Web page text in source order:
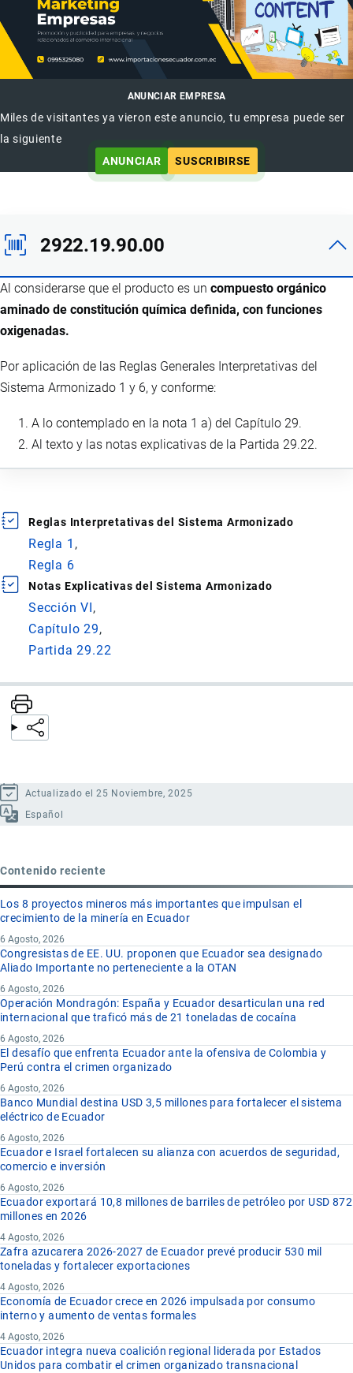
ANUNCIAR EMPRESA
Miles de visitantes ya vieron este anuncio, tu empresa puede ser
la siguiente
ANUNCIAR
SUSCRIBIRSE
2922.19.90.00
Al considerarse que el producto es un compuesto orgánico
aminado de constitución química definida, con funciones
oxigenadas.
Por aplicación de las Reglas Generales Interpretativas del
Sistema Armonizado 1 y 6, y conforme:
A lo contemplado en la nota 1 a) del Capítulo 29.
Al texto y las notas explicativas de la Partida 29.22.
Reglas Interpretativas del Sistema Armonizado
Regla 1
Regla 6
Notas Explicativas del Sistema Armonizado
Sección VI
Capítulo 29
Partida 29.22
Actualizado el 25 Noviembre, 2025
Español
Contenido reciente
Los 8 proyectos mineros más importantes que impulsan el
crecimiento de la minería en Ecuador
6 Agosto, 2026
Congresistas de EE. UU. proponen que Ecuador sea designado
Aliado Importante no perteneciente a la OTAN
6 Agosto, 2026
Operación Mondragón: España y Ecuador desarticulan una red
internacional que traficó más de 21 toneladas de cocaína
6 Agosto, 2026
El desafío que enfrenta Ecuador ante la ofensiva de Colombia y
Perú contra el crimen organizado
6 Agosto, 2026
Banco Mundial destina USD 3,5 millones para fortalecer el sistema
eléctrico de Ecuador
6 Agosto, 2026
Ecuador e Israel fortalecen su alianza con acuerdos de seguridad,
comercio e inversión
6 Agosto, 2026
Ecuador exportará 10,8 millones de barriles de petróleo por USD 872
millones en 2026
4 Agosto, 2026
Zafra azucarera 2026-2027 de Ecuador prevé producir 530 mil
toneladas y fortalecer exportaciones
4 Agosto, 2026
Economía de Ecuador crece en 2026 impulsada por consumo
interno y aumento de ventas formales
4 Agosto, 2026
Ecuador integra nueva coalición regional liderada por Estados
Unidos para combatir el crimen organizado transnacional